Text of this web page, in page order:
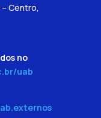
– Centro,
no
uab